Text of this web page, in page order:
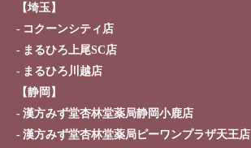
【埼玉】
コクーンシティ店
まるひろ上尾SC店
まるひろ川越店
【静岡】
漢方みず堂杏林堂薬局静岡小鹿店
漢方みず堂杏林堂薬局ピーワンプラザ天王店